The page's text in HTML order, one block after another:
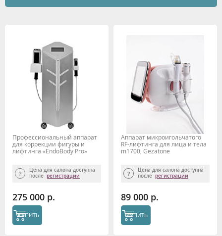
Профессиональный аппарат
для коррекции фигуры и
лифтинга «EndoBody Pro»
Цена для салона доступна
после регистрации
275 000 р.
КУПИТЬ
Аппарат микроигольчатого
RF-лифтинга для лица и тела
m1700, Gezatone
Цена для салона доступна
после регистрации
89 000 р.
КУПИТЬ